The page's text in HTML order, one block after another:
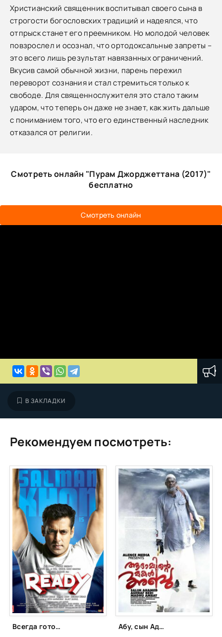
Христианский священник воспитывал своего сына в
строгости богословских традиций и надеялся, что
отпрыск станет его преемником. Но молодой человек
повзрослел и осознал, что ортодоксальные запреты –
это всего лишь результат навязанных ограничений.
Вкусив самой обычной жизни, парень пережил
переворот сознания и стал стремиться только к
свободе. Для священнослужителя это стало таким
ударом, что теперь он даже не знает, как жить дальше
с пониманием того, что его единственный наследник
отказался от религии.
Смотреть онлайн "Пурам Джорджеттана (2017)"
бесплатно
Смотреть онлайн
В ЗАКЛАДКИ
Рекомендуем посмотреть:
Всегда готов! (2011) Абу, сын Адама (2011)